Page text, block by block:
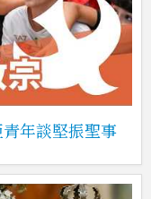
青年談堅振聖事